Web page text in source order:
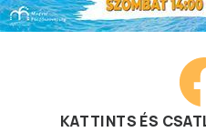
KATTINTS ÉS